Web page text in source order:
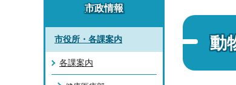
動
市政情報
市役所・各課案内
各課案内